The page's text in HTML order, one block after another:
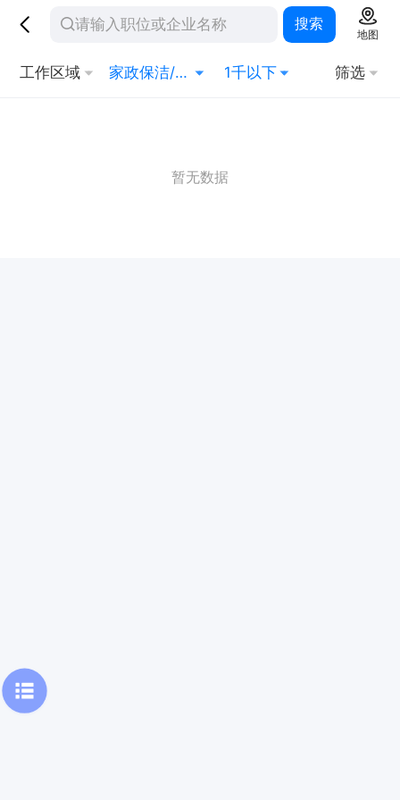
搜索
地图
工作区域 家政保洁/安保 1千以下 筛选
暂无数据